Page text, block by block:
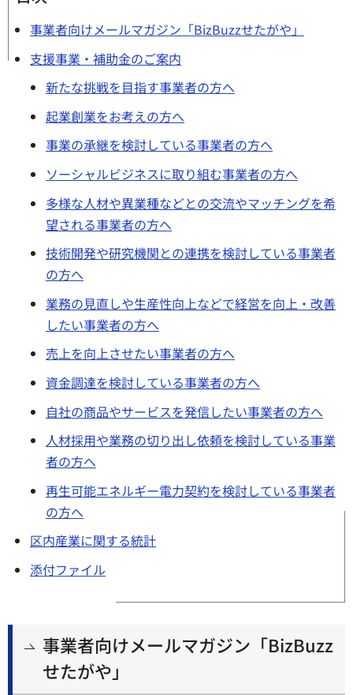
事業者向けメールマガジン「BizBuzzせたがや」
支援事業・補助金のご案内
新たな挑戦を目指す事業者の方へ
起業創業をお考えの方へ
事業の承継を検討している事業者の方へ
ソーシャルビジネスに取り組む事業者の方へ
多様な人材や異業種などとの交流やマッチングを希
望される事業者の方へ
技術開発や研究機関との連携を検討している事業者
の方へ
業務の見直しや生産性向上などで経営を向上・改善
したい事業者の方へ
売上を向上させたい事業者の方へ
資金調達を検討している事業者の方へ
自社の商品やサービスを発信したい事業者の方へ
人材採用や業務の切り出し依頼を検討している事業
者の方へ
再生可能エネルギー電力契約を検討している事業者
の方へ
区内産業に関する統計
添付ファイル
事業者向けメールマガジン「BizBuzz
せたがや」